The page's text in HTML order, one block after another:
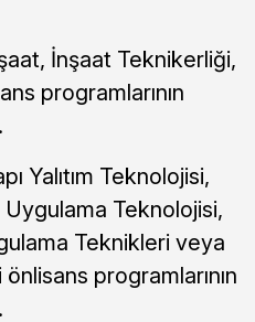
İnşaat Teknikerliği,
programlarının
Yalıtım Teknolojisi,
Teknolojisi,
Teknikleri veya
önlisans programlarının